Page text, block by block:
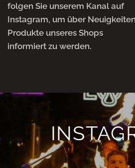
folgen Sie unserem Kanal auf
Instagram, um über
Produkte unseres Shops
informiert zu werden.